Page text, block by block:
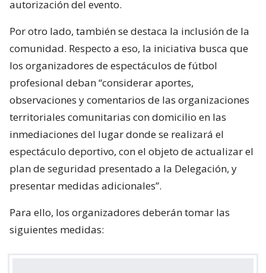
autorización del evento.
Por otro lado, también se destaca la inclusión de la
comunidad. Respecto a eso, la iniciativa busca que
los organizadores de espectáculos de fútbol
profesional deban “considerar aportes,
observaciones y comentarios de las organizaciones
territoriales comunitarias con domicilio en las
inmediaciones del lugar donde se realizará el
espectáculo deportivo, con el objeto de actualizar el
plan de seguridad presentado a la Delegación, y
presentar medidas adicionales”.
Para ello, los organizadores deberán tomar las
siguientes medidas: